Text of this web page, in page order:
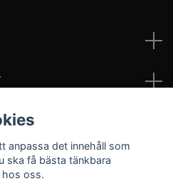
anpassa det innehåll som
ska få bästa tänkbara
hos oss.